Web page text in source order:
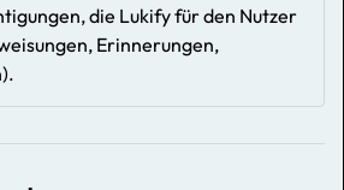
die Lukify für den Nutzer
Erinnerungen,